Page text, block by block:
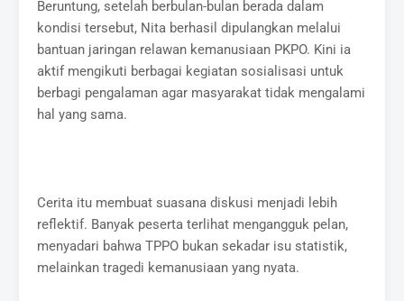
Beruntung, setelah berbulan-bulan berada dalam
kondisi tersebut, Nita berhasil dipulangkan melalui
bantuan jaringan relawan kemanusiaan PKPO. Kini ia
aktif mengikuti berbagai kegiatan sosialisasi untuk
berbagi pengalaman agar masyarakat tidak mengalami
hal yang sama.
Cerita itu membuat suasana diskusi menjadi lebih
reflektif. Banyak peserta terlihat mengangguk pelan,
menyadari bahwa TPPO bukan sekadar isu statistik,
melainkan tragedi kemanusiaan yang nyata.